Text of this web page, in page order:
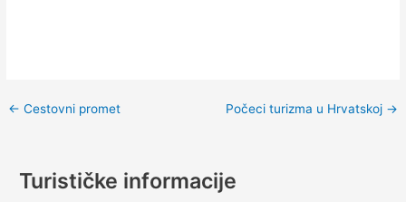
← Cestovni promet Počeci turizma u Hrvatskoj →
Turističke informacije